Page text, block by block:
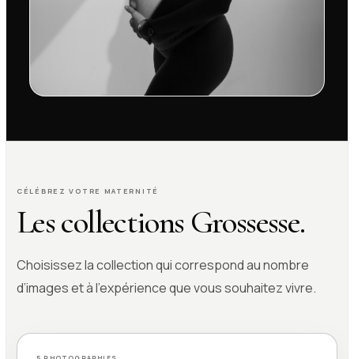
CÉLÉBREZ VOTRE MATERNITÉ
Les collections Grossesse.
Choisissez la collection qui correspond au nombre
d’images et à l’expérience que vous souhaitez vivre.